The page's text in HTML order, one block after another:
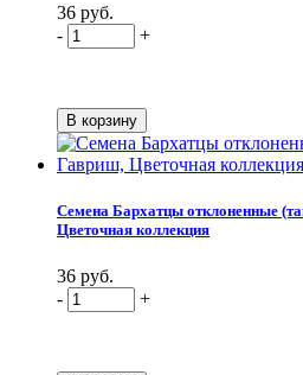
36 руб.
-
+
Семена Бархатцы отклоненные
Цветочная коллекция
36 руб.
-
+